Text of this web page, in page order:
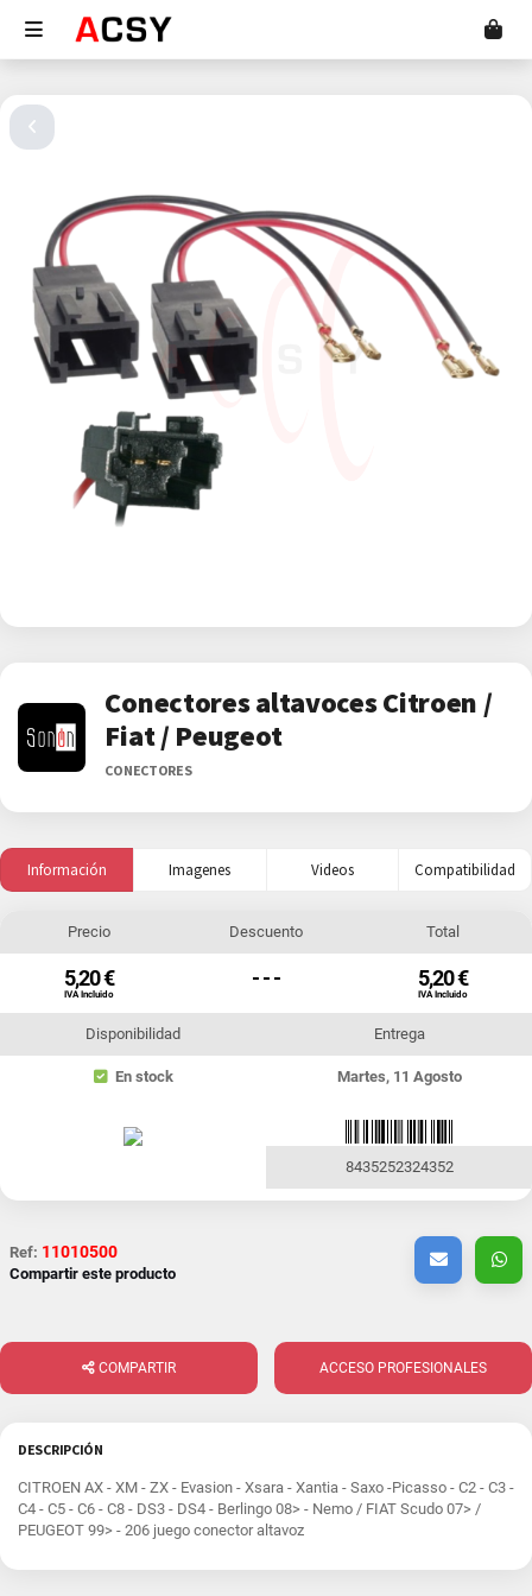
Conectores altavoces Citroen /
Fiat / Peugeot
CONECTORES
Información Imagenes Videos Compatibilidad
Precio
5,20 €
IVA Incluido
Descuento
- - -
Total
5,20 €
IVA Incluido
Disponibilidad
En stock
Entrega
Martes, 11 Agosto
8435252324352
Ref: 11010500
Compartir este producto
COMPARTIR ACCESO PROFESIONALES
DESCRIPCIÓN
CITROEN AX - XM - ZX - Evasion - Xsara - Xantia - Saxo -Picasso - C2 - C3 -
C4 - C5 - C6 - C8 - DS3 - DS4 - Berlingo 08> - Nemo / FIAT Scudo 07> /
PEUGEOT 99> - 206 juego conector altavoz